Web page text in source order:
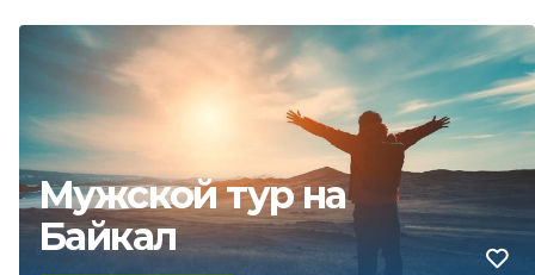
Мужской тур на
Байкал